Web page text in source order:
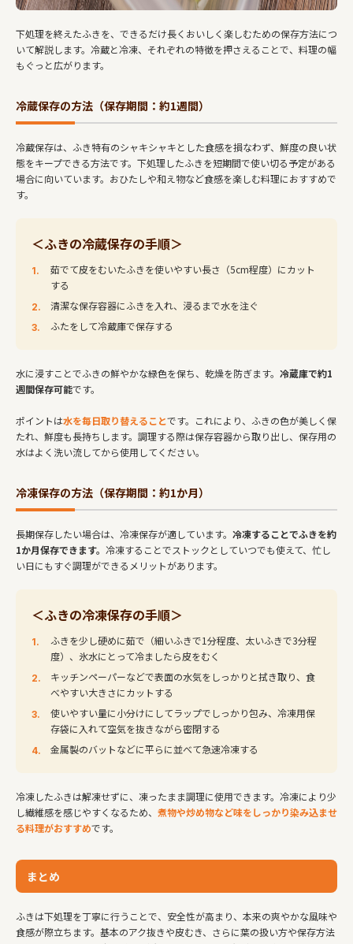
下処理を終えたふきを、できるだけ長くおいしく楽しむための保存方法につ
いて解説します。冷蔵と冷凍、それぞれの特徴を押さえることで、料理の幅
もぐっと広がります。
冷蔵保存の方法（保存期間：約1週間）
冷蔵保存は、ふき特有のシャキシャキとした食感を損なわず、鮮度の良い状
態をキープできる方法です。下処理したふきを短期間で使い切る予定がある
場合に向いています。おひたしや和え物など食感を楽しむ料理におすすめで
す。
＜ふきの冷蔵保存の手順＞
茹でて皮をむいたふきを使いやすい長さ（5cm程度）にカット
する
清潔な保存容器にふきを入れ、浸るまで水を注ぐ
ふたをして冷蔵庫で保存する
水に浸すことでふきの鮮やかな緑色を保ち、乾燥を防ぎます。 冷蔵庫で約1
週間保存可能です。
ポイントは水を毎日取り替えることです。これにより、ふきの色が美しく保
たれ、鮮度も長持ちします。調理する際は保存容器から取り出し、保存用の
水はよく洗い流してから使用してください。
冷凍保存の方法（保存期間：約1か月）
長期保存したい場合は、冷凍保存が適しています。 冷凍することでふきを約
1か月保存できます。 冷凍することでストックとしていつでも使えて、忙し
い日にもすぐ調理ができるメリットがあります。
＜ふきの冷凍保存の手順＞
ふきを少し硬めに茹で（細いふきで1分程度、太いふきで3分程
度）、氷水にとって冷ましたら皮をむく
キッチンペーパーなどで表面の水気をしっかりと拭き取り、食
べやすい大きさにカットする
使いやすい量に小分けにしてラップでしっかり包み、冷凍用保
存袋に入れて空気を抜きながら密閉する
金属製のバットなどに平らに並べて急速冷凍する
冷凍したふきは解凍せずに、凍ったまま調理に使用できます。冷凍により少
し繊維感を感じやすくなるため、 煮物や炒め物など味をしっかり染み込ませ
る料理がおすすめです。
まとめ
ふきは下処理を丁寧に行うことで、安全性が高まり、本来の爽やかな風味や
食感が際立ちます。基本のアク抜きや皮むき、さらに葉の扱い方や保存方法